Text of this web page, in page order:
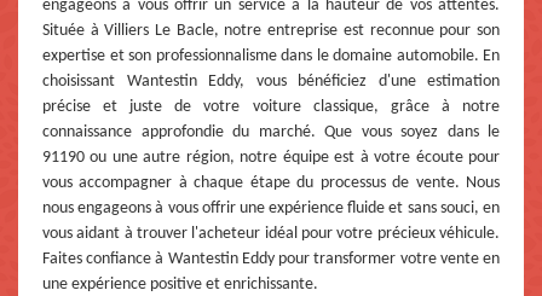
engageons à vous offrir un service à la hauteur de vos attentes.
Située à Villiers Le Bacle, notre entreprise est reconnue pour son
expertise et son professionnalisme dans le domaine automobile. En
choisissant Wantestin Eddy, vous bénéficiez d'une estimation
précise et juste de votre voiture classique, grâce à notre
connaissance approfondie du marché. Que vous soyez dans le
91190 ou une autre région, notre équipe est à votre écoute pour
vous accompagner à chaque étape du processus de vente. Nous
nous engageons à vous offrir une expérience fluide et sans souci, en
vous aidant à trouver l'acheteur idéal pour votre précieux véhicule.
Faites confiance à Wantestin Eddy pour transformer votre vente en
une expérience positive et enrichissante.